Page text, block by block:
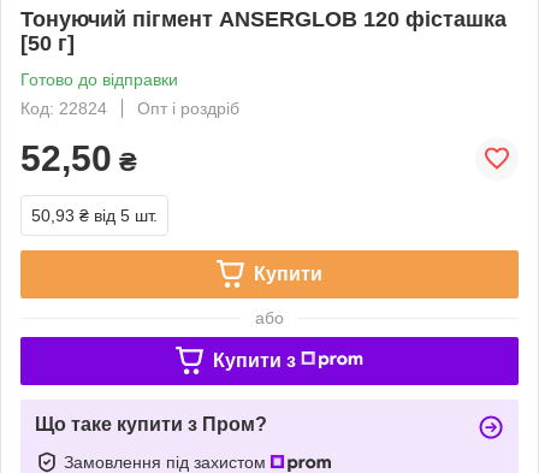
Тонуючий пігмент ANSERGLOB 120 фісташка
[50 г]
Готово до відправки
Код: 22824
Опт і роздріб
52,50 ₴
50,93 ₴ від 5 шт.
Купити
або
Купити з
Що таке купити з Пром?
Замовлення під захистом